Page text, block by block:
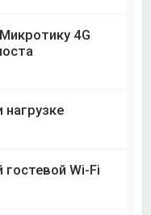
4G
гостевой Wi-Fi